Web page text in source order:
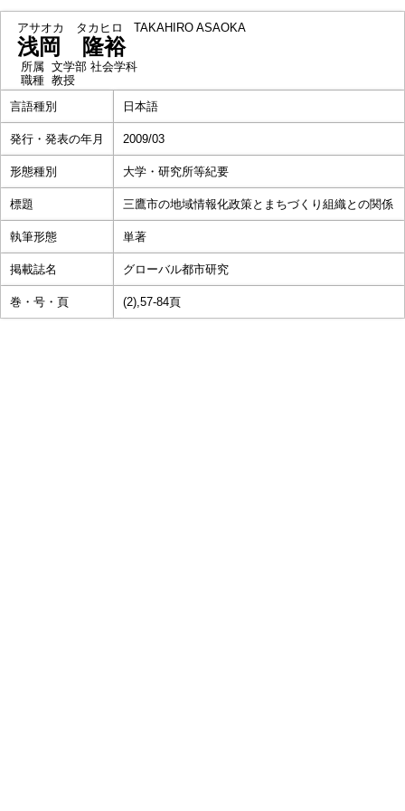
アサオカ タカヒロ TAKAHIRO ASAOKA
浅岡 隆裕
所属 文学部 社会学科
職種 教授
言語種別
日本語
発行・発表の年月 2009/03
形態種別 大学・研究所等紀要
標題 三鷹市の地域情報化政策とまちづくり組織との関係
執筆形態 単著
掲載誌名 グローバル都市研究
巻・号・頁 (2),57-84頁